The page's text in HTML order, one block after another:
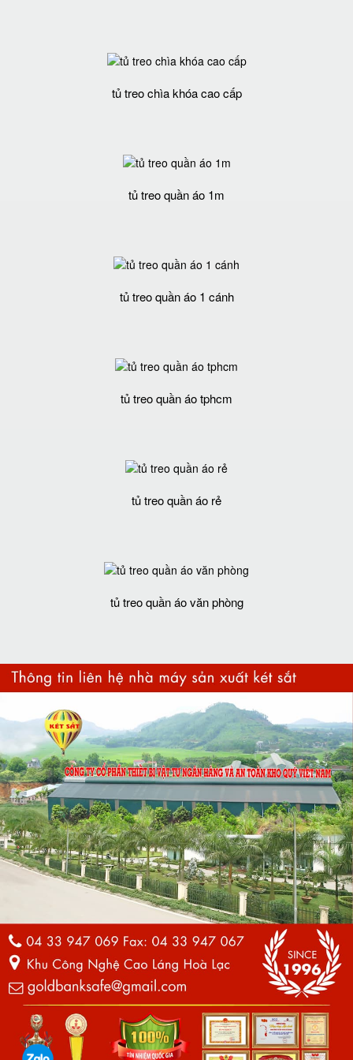
tủ treo chìa khóa cao cấp
tủ treo quần áo 1m
tủ treo quần áo 1 cánh
tủ treo quần áo tphcm
tủ treo quần áo rẻ
tủ treo quần áo văn phòng